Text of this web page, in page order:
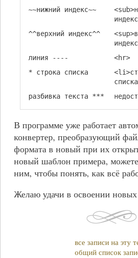
~~нижний индекс~~
^^верхний индекс^^
линия ----
<hr>
* строка списка
разбивка текста ***
В программе уже работает
конвертер, преобразующий
формата в новый при их
новый шаблон примера, можете
ним, чтобы понять, как всё
Желаю удачи в освоении
все записи на эту
общий список